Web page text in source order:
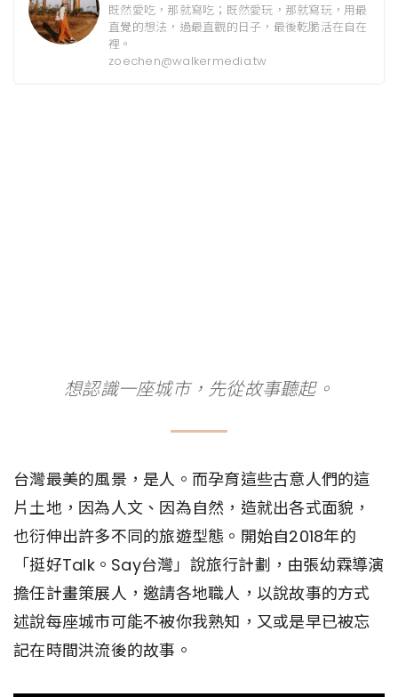
既然愛吃，那就寫吃；既然愛玩，那就寫玩，用最
直覺的想法，過最直觀的日子，最後乾脆活在自在
裡。
zoechen@walkermedia.tw
想認識一座城市，先從故事聽起。
台灣最美的風景，是人。而孕育這些古意人們的這
片土地，因為人文、因為自然，造就出各式面貌，
也衍伸出許多不同的旅遊型態。開始自2018年的
「挺好Talk。Say台灣」說旅行計劃，由張幼霖導演
擔任計畫策展人，邀請各地職人，以說故事的方式
述說每座城市可能不被你我熟知，又或是早已被忘
記在時間洪流後的故事。